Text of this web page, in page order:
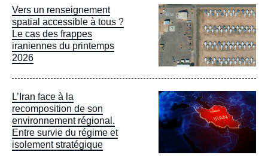
Vers un renseignement
spatial accessible à tous ?
Le cas des frappes
iraniennes du printemps
2026
Image
principale
L’Iran face à la
recomposition de son
environnement régional.
Entre survie du régime et
isolement stratégique
Image
principale